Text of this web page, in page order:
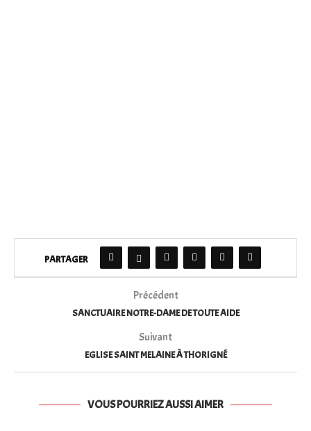
PARTAGER
Précédent
SANCTUAIRE NOTRE-DAME DE TOUTE AIDE
Suivant
EGLISE SAINT MELAINE À THORIGNÉ
VOUS POURRIEZ AUSSI AIMER